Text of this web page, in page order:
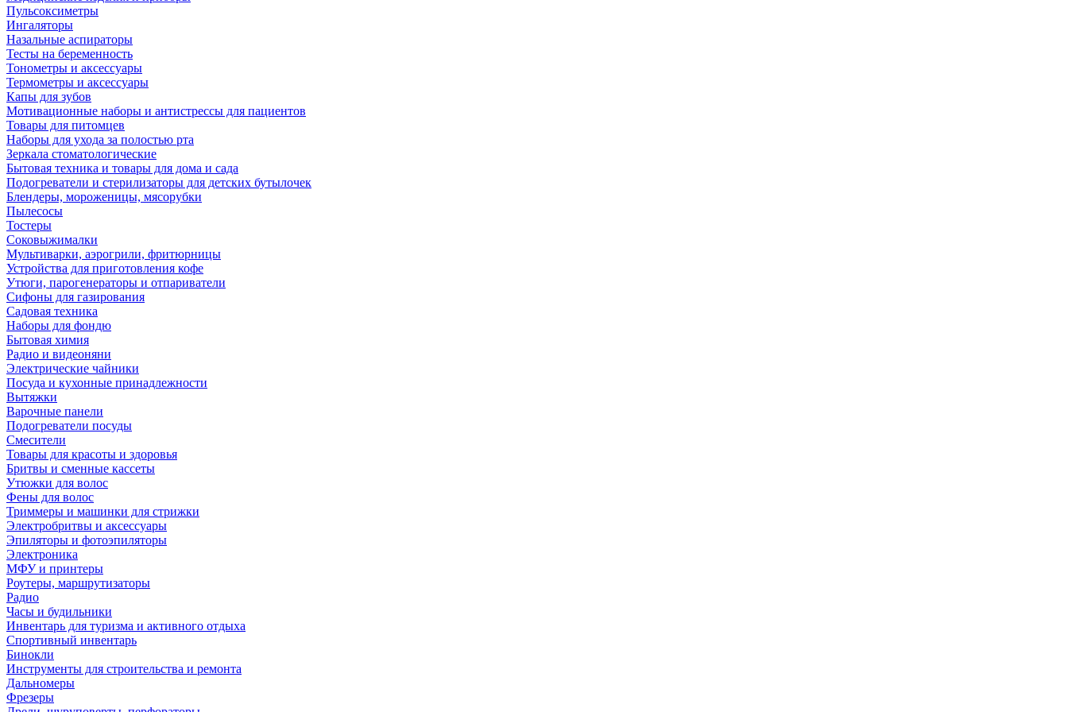
Пульсоксиметры
Ингаляторы
Назальные аспираторы
Тесты на беременность
Тонометры и аксессуары
Термометры и аксессуары
Капы для зубов
Мотивационные наборы и антистрессы для пациентов
Товары для питомцев
Наборы для ухода за полостью рта
Зеркала стоматологические
Бытовая техника и товары для дома и сада
Подогреватели и стерилизаторы для детских бутылочек
Блендеры, мороженицы, мясорубки
Пылесосы
Тостеры
Соковыжималки
Мультиварки, аэрогрили, фритюрницы
Устройства для приготовления кофе
Утюги, парогенераторы и отпариватели
Сифоны для газирования
Садовая техника
Наборы для фондю
Бытовая химия
Радио и видеоняни
Электрические чайники
Посуда и кухонные принадлежности
Вытяжки
Варочные панели
Подогреватели посуды
Смесители
Товары для красоты и здоровья
Бритвы и сменные кассеты
Утюжки для волос
Фены для волос
Триммеры и машинки для стрижки
Электробритвы и аксессуары
Эпиляторы и фотоэпиляторы
Электроника
МФУ и принтеры
Роутеры, маршрутизаторы
Радио
Часы и будильники
Инвентарь для туризма и активного отдыха
Спортивный инвентарь
Бинокли
Инструменты для строительства и ремонта
Дальномеры
Фрезеры